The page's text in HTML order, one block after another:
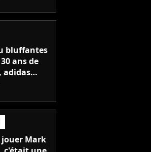
ce soit
bluffantes
ans de
adidas
énorme
pas quoi
jouer Mark